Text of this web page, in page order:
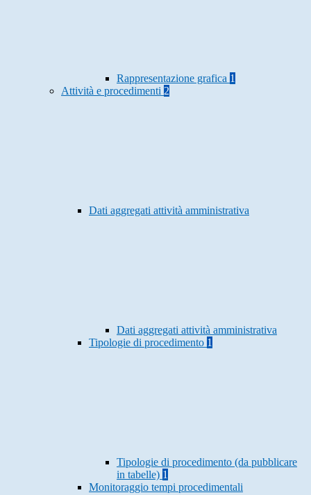
Rappresentazione grafica 1
Attività e procedimenti 2
Dati aggregati attività amministrativa
Dati aggregati attività amministrativa
Tipologie di procedimento 1
Tipologie di procedimento (da pubblicare
in tabelle) 1
Monitoraggio tempi procedimentali